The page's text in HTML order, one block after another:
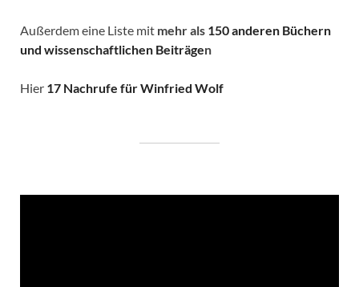
Außerdem eine Liste mit mehr als 150 anderen Büchern
und wissenschaftlichen Beiträgen
Hier 17 Nachrufe für Winfried Wolf